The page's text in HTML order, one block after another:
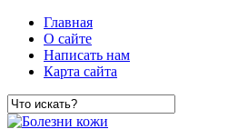
Главная
О сайте
Написать нам
Карта сайта